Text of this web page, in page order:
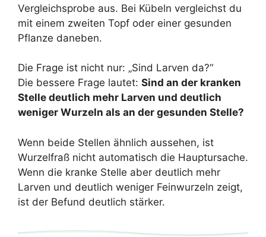
Vergleichsprobe aus. Bei Kübeln vergleichst du
mit einem zweiten Topf oder einer gesunden
Pflanze daneben.
Die Frage ist nicht nur: „Sind Larven da?“
Die bessere Frage lautet: Sind an der kranken
Stelle deutlich mehr Larven und deutlich
weniger Wurzeln als an der gesunden Stelle?
Wenn beide Stellen ähnlich aussehen, ist
Wurzelfraß nicht automatisch die Hauptursache.
Wenn die kranke Stelle aber deutlich mehr
Larven und deutlich weniger Feinwurzeln zeigt,
ist der Befund deutlich stärker.